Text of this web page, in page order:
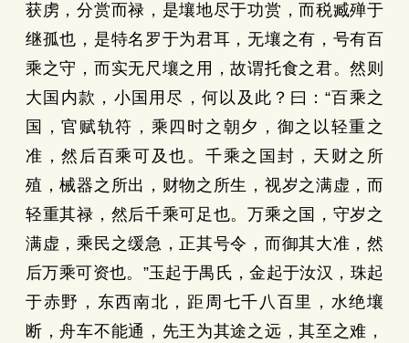
获虏，分赏而禄，是壤地尽于功赏，而税臧殚于
继孤也，是特名罗于为君耳，无壤之有，号有百
乘之守，而实无尺壤之用，故谓托食之君。然则
大国内款，小国用尽，何以及此？曰：“百乘之
国，官赋轨符，乘四时之朝夕，御之以轻重之
准，然后百乘可及也。千乘之国封，天财之所
殖，械器之所出，财物之所生，视岁之满虚，而
轻重其禄，然后千乘可足也。万乘之国，守岁之
满虚，乘民之缓急，正其号令，而御其大准，然
后万乘可资也。”玉起于禺氏，金起于汝汉，珠起
于赤野，东西南北，距周七千八百里，水绝壤
断，舟车不能通，先王为其途之远，其至之难，